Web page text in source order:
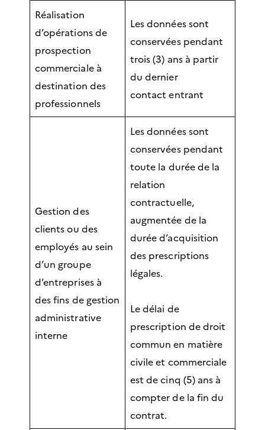
Réalisation
d’opérations de
prospection
commerciale à
destination des
professionnels
Les données sont
conservées pendant
trois (3) ans à partir
du dernier
contact entrant
Gestion des
clients ou des
employés au sein
d’un groupe
d’entreprises à
des fins de gestion
administrative
interne
Les données sont
conservées pendant
toute la durée de la
relation
contractuelle,
augmentée de la
durée d’acquisition
des prescriptions
légales.
Le délai de
prescription de droit
commun en matière
civile et commerciale
est de cinq (5) ans à
compter de la fin du
contrat.